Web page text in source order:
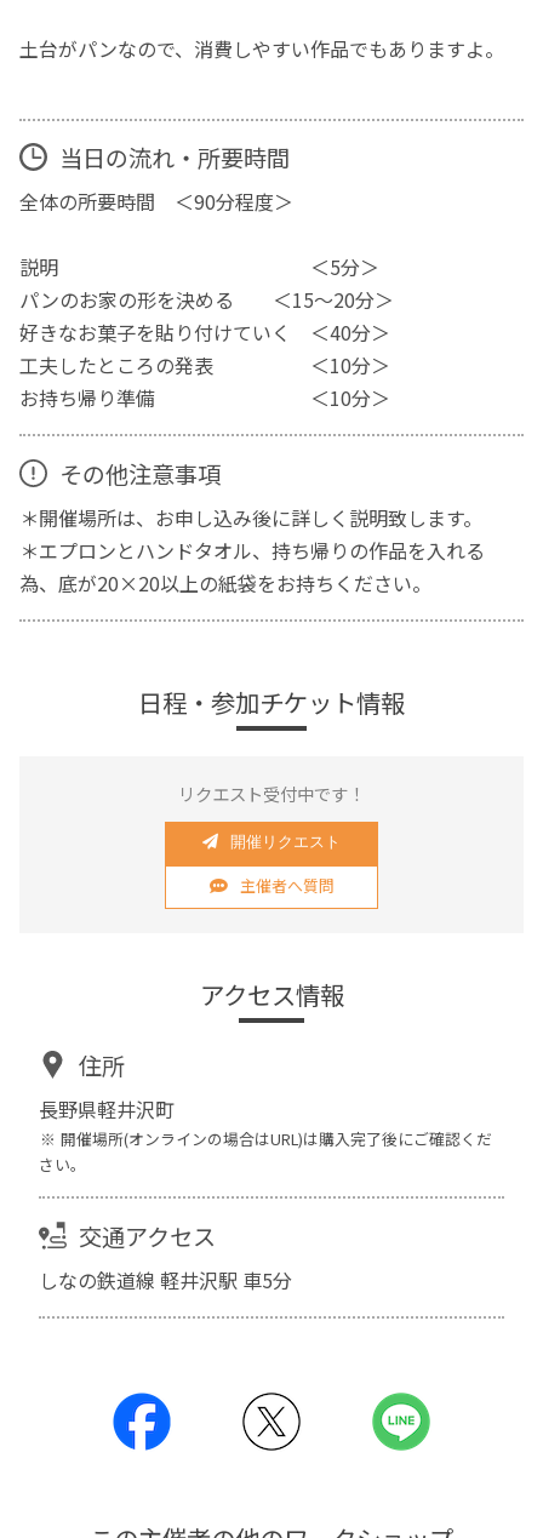
土台がパンなので、消費しやすい作品でもありますよ。
当日の流れ・所要時間
全体の所要時間 ＜90分程度＞
説明 ＜5分＞
パンのお家の形を決める ＜15〜20分＞
好きなお菓子を貼り付けていく ＜40分＞
工夫したところの発表 ＜10分＞
お持ち帰り準備 ＜10分＞
その他注意事項
＊開催場所は、お申し込み後に詳しく説明致します。
＊エプロンとハンドタオル、持ち帰りの作品を入れる
為、底が20×20以上の紙袋をお持ちください。
日程・参加チケット情報
リクエスト受付中です！
開催リクエスト
主催者へ質問
アクセス情報
住所
長野県軽井沢町
開催場所(オンラインの場合はURL)は購入完了後にご確認くだ
さい。
交通アクセス
しなの鉄道線 軽井沢駅 車5分